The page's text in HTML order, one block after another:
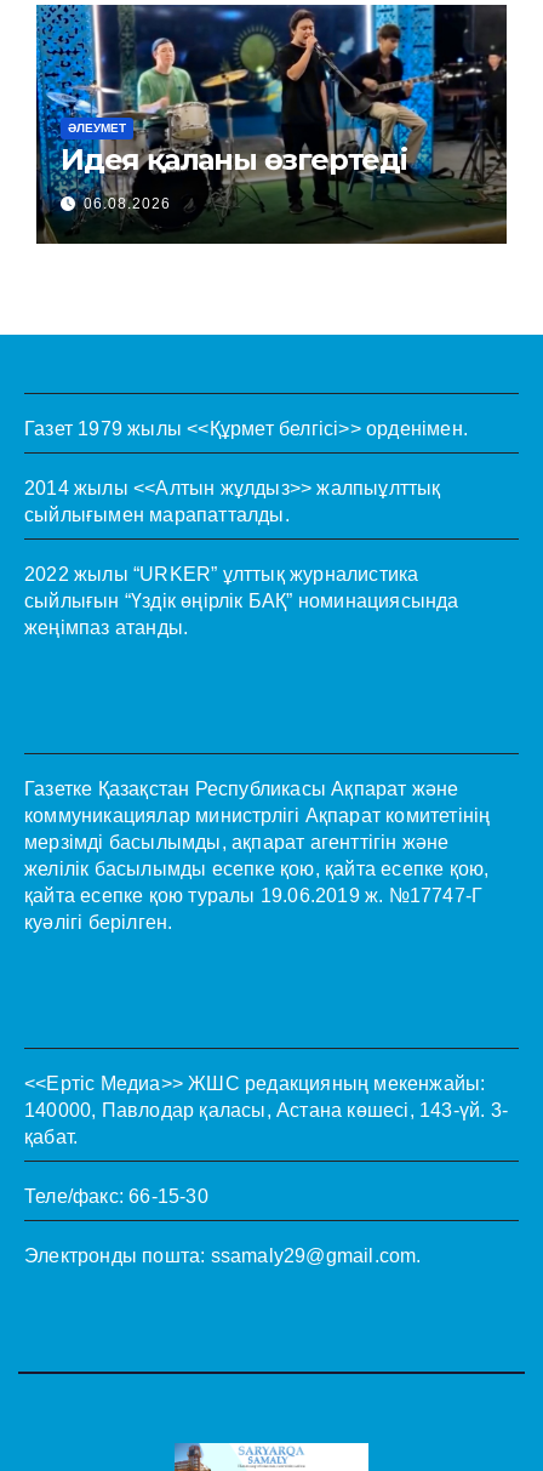
ӘЛЕУМЕТ
Идея қаланы өзгертеді
06.08.2026
Газет 1979 жылы <<Құрмет белгісі>> орденімен.
2014 жылы <<Алтын жұлдыз>> жалпыұлттық
сыйлығымен марапатталды.
2022 жылы “URKER” ұлттық журналистика
сыйлығын “Үздік өңірлік БАҚ” номинациясында
жеңімпаз атанды.
Газетке Қазақстан Республикасы Ақпарат және
коммуникациялар министрлігі Ақпарат комитетінің
мерзімді басылымды, ақпарат агенттігін және
желілік басылымды есепке қою, қайта есепке қою,
қайта есепке қою туралы 19.06.2019 ж. №17747-Г
куәлігі берілген.
<<Ертіс Медиа>> ЖШС редакцияның мекенжайы:
140000, Павлодар қаласы, Астана көшесі, 143-үй. 3-
қабат.
Теле/факс: 66-15-30
Электронды пошта: ssamaly29@gmail.com.